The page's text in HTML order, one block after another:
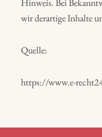
Hinweis. Bei
wir derartige Inhalte
Quelle:
https://www.e-